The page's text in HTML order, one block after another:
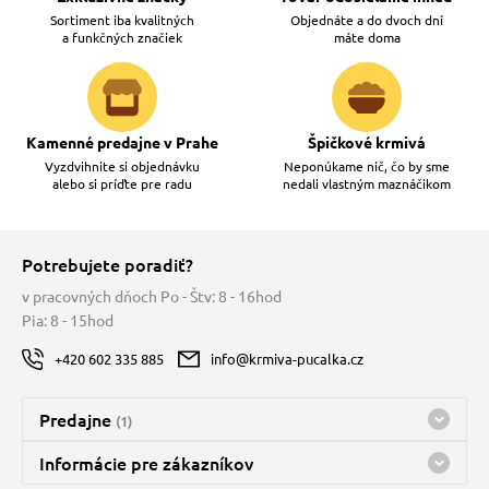
poukazy
Sortiment iba kvalitných
a funkčných značiek
Objednáte a do dvoch dní
máte doma
Kamenné predajne v Prahe
Vyzdvihnite si objednávku
alebo si príďte pre radu
Špičkové krmivá
Neponúkame nič, čo by sme
nedali vlastným maznáčikom
Potrebujete poradiť?
v pracovných dňoch Po - Štv: 8 - 16hod
Pia: 8 - 15hod
+420 602 335 885 info@krmiva-pucalka.cz
Predajne (1)
Predajňa a sklad Kbely
Bohužiaľ, momentálne máme zatvorené
Informácie pre zákazníkov